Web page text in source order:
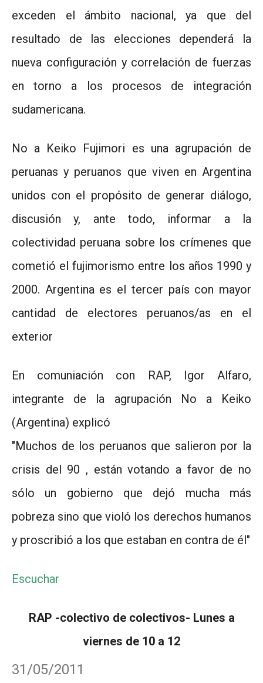
exceden el ámbito nacional, ya que del
resultado de las elecciones dependerá la
nueva configuración y correlación de fuerzas
en torno a los procesos de integración
sudamericana.
No a Keiko Fujimori es una agrupación de
peruanas y peruanos que viven en Argentina
unidos con el propósito de generar diálogo,
discusión y, ante todo, informar a la
colectividad peruana sobre los crímenes que
cometió el fujimorismo entre los años 1990 y
2000. Argentina es el tercer país con mayor
cantidad de electores peruanos/as en el
exterior
En comuniación con RAP, Igor Alfaro,
integrante de la agrupación No a Keiko
(Argentina) explicó
"Muchos de los peruanos que salieron por la
crisis del 90 , están votando a favor de no
sólo un gobierno que dejó mucha más
pobreza sino que violó los derechos humanos
y proscribió a los que estaban en contra de él"
Escuchar
RAP -colectivo de colectivos- Lunes a
viernes de 10 a 12
31/05/2011